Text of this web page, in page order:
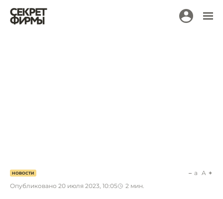
НОВОСТИ
Опубликовано 20 июля 2023, 10:05 2 мин.
a A